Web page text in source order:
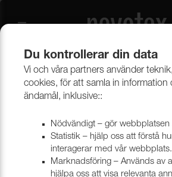
Outlet Möbeltyger
Du kontrollerar din data
Vi och våra partners använder
cookies, för att samla in information
ändamål, inklusive::
Nödvändigt – gör webbplatsen
Statistik – hjälp oss att förstå
interagerar med vår webbplats.
Marknadsföring – Används av
hjälpa oss att visa relevanta